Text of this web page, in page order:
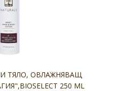
ТЯЛО, ОВЛАЖНЯВАЩ
250 ML